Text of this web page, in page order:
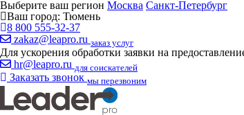
Выберите ваш регион Москва Санкт-Петербург
Ваш город: Тюмень
8 800 555-32-37
zakaz@leapro.ru заказ услуг
Для ускорения обработки заявки на
hr@leapro.ru для соискателей
Заказать звонок мы перезвоним